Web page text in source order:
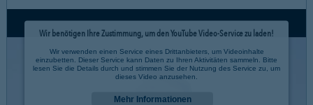
Wir benötigen Ihre Zustimmung, um den YouTube Video-Service zu laden!
Wir verwenden einen Service eines Drittanbieters, um Videoinhalte
einzubetten. Dieser Service kann Daten zu Ihren Aktivitäten sammeln. Bitte
lesen Sie die Details durch und stimmen Sie der Nutzung des Service zu, um
dieses Video anzusehen.
Mehr Informationen